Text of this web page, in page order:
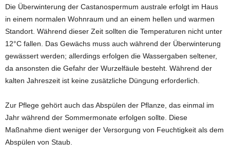
Die Überwinterung der Castanospermum australe erfolgt im Haus
in einem normalen Wohnraum und an einem hellen und warmen
Standort. Während dieser Zeit sollten die Temperaturen nicht unter
12°C fallen. Das Gewächs muss auch während der Überwinterung
gewässert werden; allerdings erfolgen die Wassergaben seltener,
da ansonsten die Gefahr der Wurzelfäule besteht. Während der
kalten Jahreszeit ist keine zusätzliche Düngung erforderlich.
Zur Pflege gehört auch das Abspülen der Pflanze, das einmal im
Jahr während der Sommermonate erfolgen sollte. Diese
Maßnahme dient weniger der Versorgung von Feuchtigkeit als dem
Abspülen von Staub.